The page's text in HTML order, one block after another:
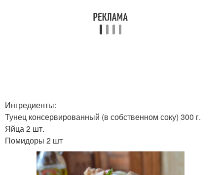
Ингредиенты:
Тунец консервированный (в собственном соку) 300 г.
Яйца 2 шт.
Помидоры 2 шт